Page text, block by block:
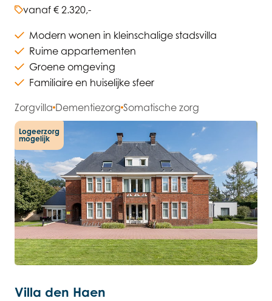
vanaf € 2.320,-
Modern wonen in kleinschalige stadsvilla
Ruime appartementen
Groene omgeving
Familiaire en huiselijke sfeer
Zorgvilla Dementiezorg Somatische zorg
Logeerzorg
mogelijk
Villa den Haen